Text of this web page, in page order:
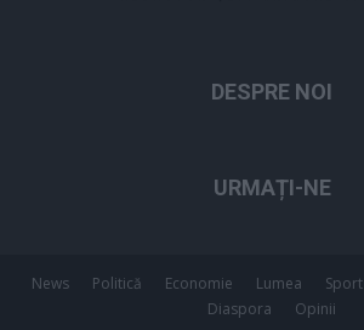
DESPRE NOI
URMAȚI-NE
News Politică Economie Lumea Sport
Diaspora
Opinii